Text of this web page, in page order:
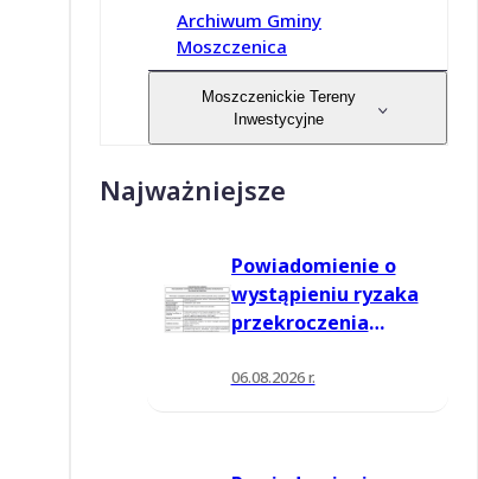
Archiwum Gminy
Moszczenica
Moszczenickie Tereny
Inwestycyjne
Najważniejsze
Powiadomienie o
wystąpieniu ryzaka
przekroczenia
informowania dla
06.08.2026 r.